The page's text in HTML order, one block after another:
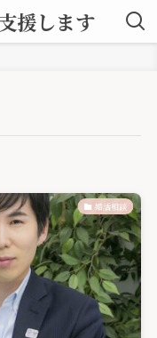
援します
婚活相談